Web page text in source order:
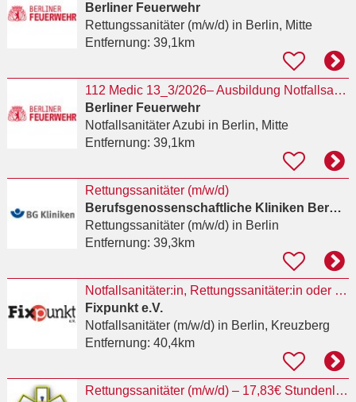
Berliner Feuerwehr
Rettungssanitäter (m/w/d)in Berlin, Mitte
Entfernung: 39,1km
112 Medic 13_3/2026– Ausbildung Notfallsanitäterin / Notfallsanitäter auch als Kombiausbildung
Berliner Feuerwehr
Notfallsanitäter Azubi in Berlin, Mitte
Entfernung: 39,1km
Rettungssanitäter (m/w/d)
Berufsgenossenschaftliche Kliniken Bergmannstrost
Rettungssanitäter (m/w/d)in Berlin
Entfernung: 39,3km
Notfallsanitäter:in, Rettungssanitäter:in oder ähnliche Qualifikation für das
Fixpunkt e.V.
Notfallsanitäter (m/w/d)in Berlin, Kreuzberg
Entfernung: 40,4km
Rettungssanitäter (m/w/d) – 17,83€ Stundenlohn + Zulagen + VP – Standorte Falkensee & Berlin